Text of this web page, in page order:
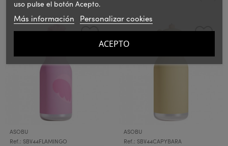
ASOBU
Ref.: SBV44FLAMINGO
ASOBU
Ref.: SBV44CAPYBARA
uso pulse el botón Acepto.
Más información Personalizar cookies
ACEPTO